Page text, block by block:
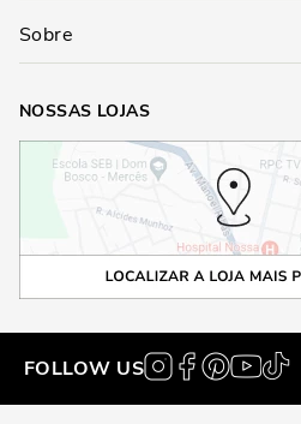
Sobre
NOSSAS LOJAS
FOLLOW US